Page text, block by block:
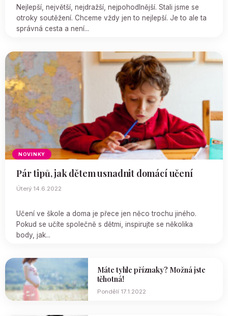
Nejlepší, největší, nejdražší, nejpohodlnější. Stali jsme se
otroky soutěžení. Chceme vždy jen to nejlepší. Je to ale ta
správná cesta a není...
NOVINKY
Pár tipů, jak dětem usnadnit domácí učení
Úterý 14.6.2022
Učení ve škole a doma je přece jen něco trochu jiného.
Pokud se učíte společně s dětmi, inspirujte se několika
body, jak...
Máte tyhle příznaky? Možná jste
těhotná!
Pondělí 17.1.2022